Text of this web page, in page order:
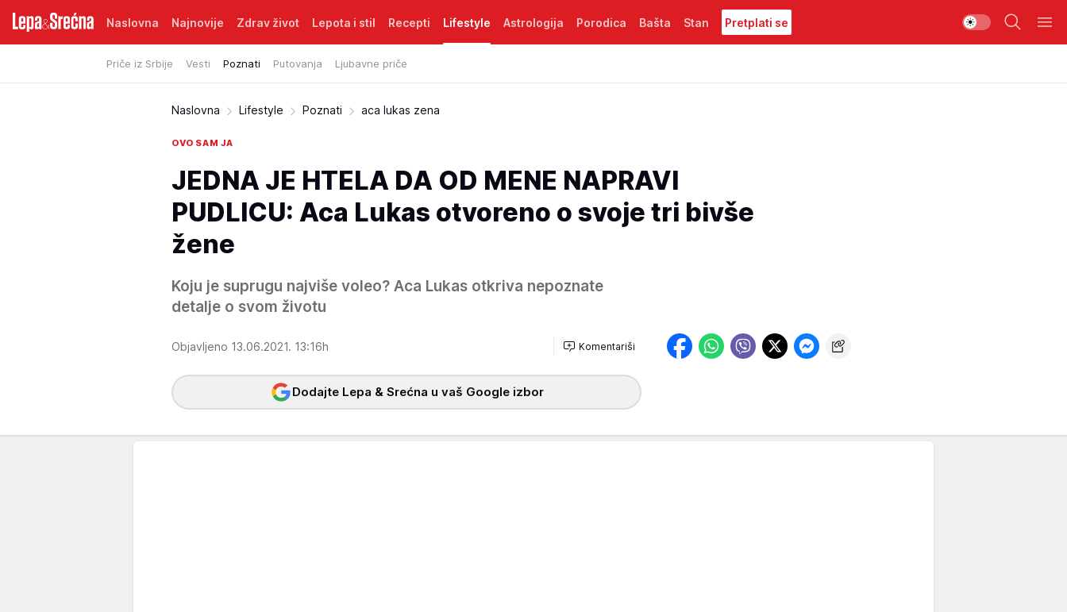
Naslovna Najnovije Zdrav život Lepota i stil Recepti Lifestyle
Priče iz Srbije Vesti Poznati Putovanja Ljubavne priče
Astrologija Porodica Bašta Stan Pretplati se
Naslovna Lifestyle Poznati aca lukas zena
OVO SAM JA
JEDNA JE HTELA DA OD MENE NAPRAVI
PUDLICU: Aca Lukas otvoreno o svoje tri bivše
žene
Koju je suprugu najviše voleo? Aca Lukas otkriva nepoznate
detalje o svom životu
Objavljeno 13.06.2021. 13:16h Komentariši
Dodajte Lepa & Srećna u vaš Google izbor